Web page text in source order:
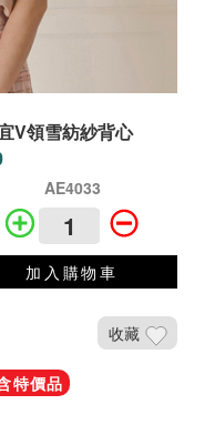
V領雪紡紗背心
AE4033
加入購物車
收藏
特價品